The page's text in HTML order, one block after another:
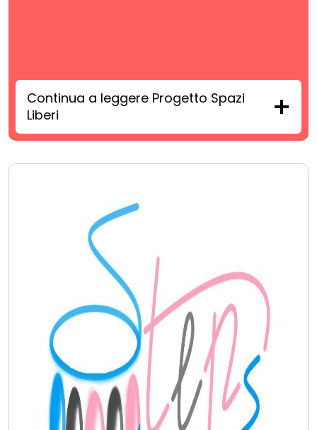
Continua a leggere Progetto Spazi
Liberi